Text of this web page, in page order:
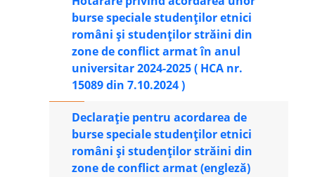
burse speciale studenților etnici
români și studenților străini din
zone de conflict armat în anul
universitar 2024-2025 ( HCA nr.
15089 din 7.10.2024 )
Declarație pentru acordarea de
burse speciale studenților etnici
români și studenților străini din
zone de conflict armat (engleză)